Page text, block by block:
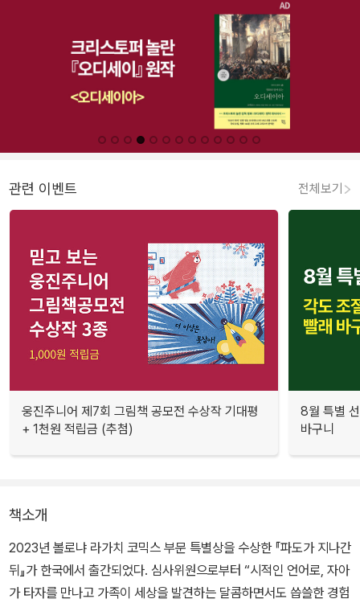
관련 이벤트 전체보기
웅진주니어 제7회 그림책 공모전 수상작 기대평
+ 1천원 적립금 (추첨)
8월 특별
바구니
책소개
2023년 볼로냐 라가치 코믹스 부문 특별상을 수상한 『파도가 지나간
뒤』가 한국에서 출간되었다. 심사위원으로부터 “시적인 언어로, 자아
가 타자를 만나고 가족이 세상을 발견하는 달콤하면서도 씁쓸한 경험